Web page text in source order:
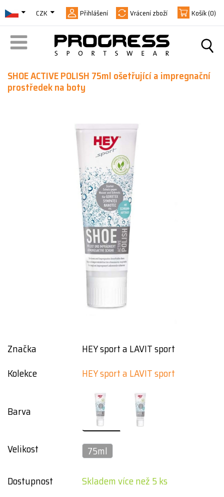
CZK Přihlášení Vrácení zboží Košík(0)
SHOE ACTIVE POLISH 75ml ošetřující a impregnační
prostředek na boty
Značka
HEY sport a LAVIT sport
Kolekce
HEY sport a LAVIT sport
Barva
Velikost
75ml
Dostupnost
Skladem více než 5 ks